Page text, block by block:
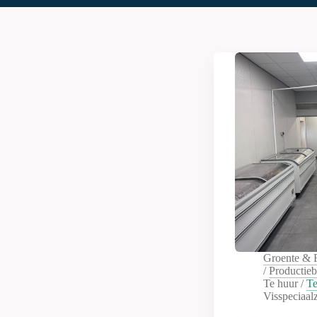
Groente &
/
Te huur/